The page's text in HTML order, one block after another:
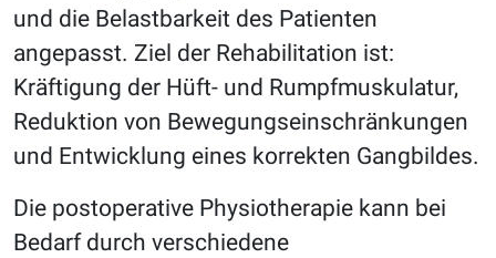
und die Belastbarkeit des Patienten
angepasst. Ziel der Rehabilitation ist:
Kräftigung der Hüft- und Rumpfmuskulatur,
Reduktion von Bewegungseinschränkungen
und Entwicklung eines korrekten Gangbildes.
Die postoperative Physiotherapie kann bei
Bedarf durch verschiedene